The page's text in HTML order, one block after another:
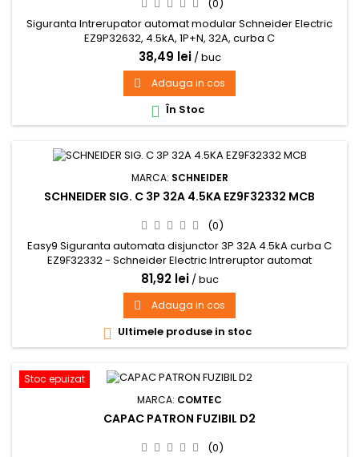
(0)
Siguranta Intrerupator automat modular Schneider Electric
EZ9P32632, 4.5kA, 1P+N, 32A, curba C
38,49 lei / buc
 Adauga in cos
 În Stoc
MARCA: SCHNEIDER
SCHNEIDER SIG. C 3P 32A 4.5KA EZ9F32332 MCB
(0)
Easy9 Siguranta automata disjunctor 3P 32A 4.5kA curba C
EZ9F32332 - Schneider Electric Intreruptor automat
81,92 lei / buc
 Adauga in cos
 Ultimele produse in stoc
Stoc epuizat
MARCA: COMTEC
CAPAC PATRON FUZIBIL D2
(0)